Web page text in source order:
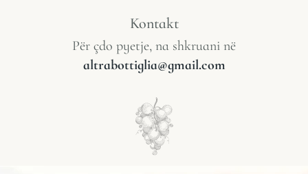
Kontakt
Për çdo pyetje, na shkruani në
altrabottiglia@gmail.com